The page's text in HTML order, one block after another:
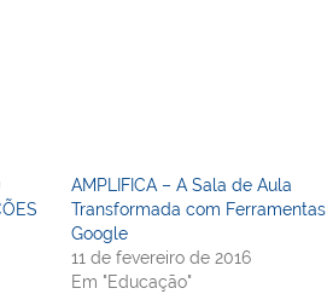
AMPLIFICA – A Sala de Aula
Transformada com Ferramentas
Google
11 de fevereiro de 2016
Em "Educação"